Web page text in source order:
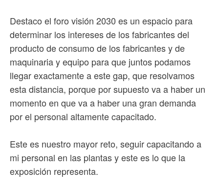
Destaco el foro visión 2030 es un espacio para
determinar los intereses de los fabricantes del
producto de consumo de los fabricantes y de
maquinaria y equipo para que juntos podamos
llegar exactamente a este gap, que resolvamos
esta distancia, porque por supuesto va a haber un
momento en que va a haber una gran demanda
por el personal altamente capacitado.
Este es nuestro mayor reto, seguir capacitando a
mi personal en las plantas y este es lo que la
exposición representa.